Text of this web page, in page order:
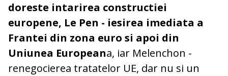
doreste intarirea constructiei
europene, Le Pen - iesirea imediata a
Frantei din zona euro si apoi din
Uniunea Europeana, iar Melenchon -
renegocierea tratatelor UE, dar nu si un